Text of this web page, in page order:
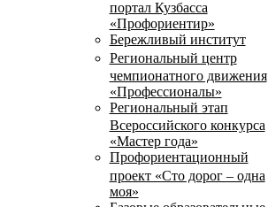
портал Кузбасса
«Профориентир»
Бережливый институт
Региональный центр
чемпионатного движения
«Профессионалы»
Региональный этап
Всероссийского конкурса
«Мастер года»
Профориентационный
проект «Сто дорог – одна
моя»